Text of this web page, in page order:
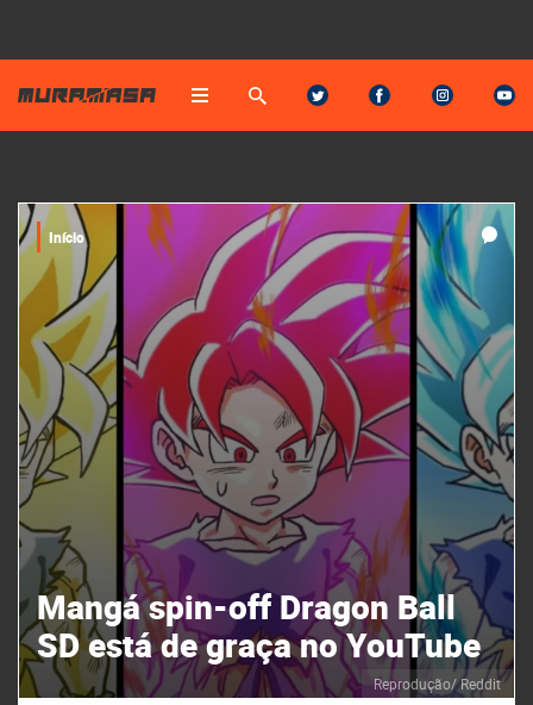
Reprodução/ Reddit
Início
Mangá spin-off Dragon Ball
SD está de graça no YouTube